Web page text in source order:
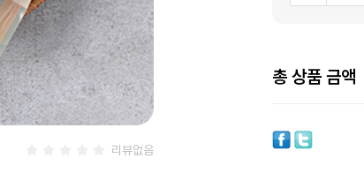
리뷰없음
총 상품 금액